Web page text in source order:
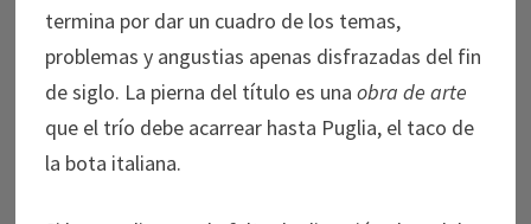
termina por dar un cuadro de los temas,
problemas y angustias apenas disfrazadas del fin
de siglo. La pierna del título es una obra de arte
que el trío debe acarrear hasta Puglia, el taco de
la bota italiana.